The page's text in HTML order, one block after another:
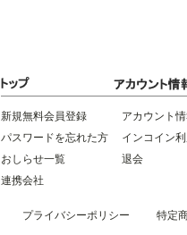
新規無料会員登録
パスワードを忘れた方
おしらせ一覧
連携会社
アカウント
インコイン
退会
プライバシーポリシー 特定